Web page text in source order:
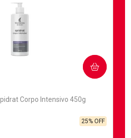
Corpo Intensivo 450g
25% OFF
COMPRAR